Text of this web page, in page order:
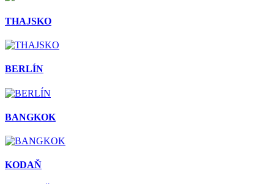
THAJSKO
BERLÍN
BANGKOK
KODAŇ